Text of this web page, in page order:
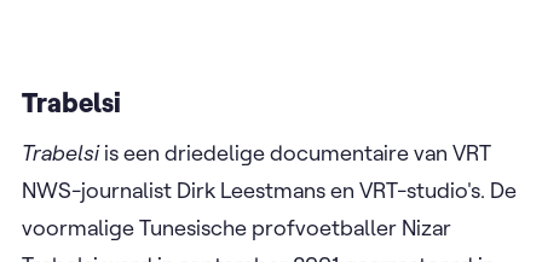
unieke documentaire over een land dat zich
klaarstoomt om (wieler)geschiedenis te schrijven.
Vanaf dinsdag 2 september om 21.20 uur